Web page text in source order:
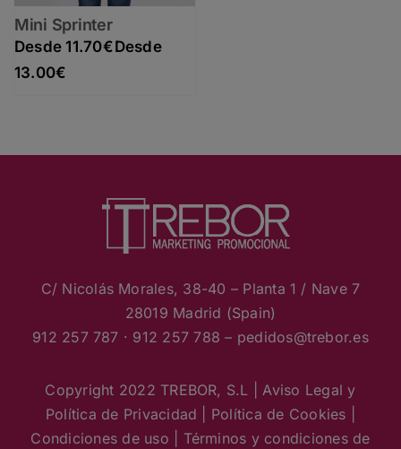
Mini Sprinter
11.70€
13.00€
C/ Nicolás Morales, 38-40 – Planta 1 / Nave 7
28019 Madrid (Spain)
912 257 787 · 912 257 788 – pedidos@trebor.es
Copyright 2022 TREBOR, S.L | Aviso Legal y
Política de Privacidad
Política de Cookies
Condiciones de uso
Términos y condiciones de